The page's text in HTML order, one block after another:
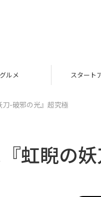
グルメ スタート
-破邪の光』超究極
虹睨の